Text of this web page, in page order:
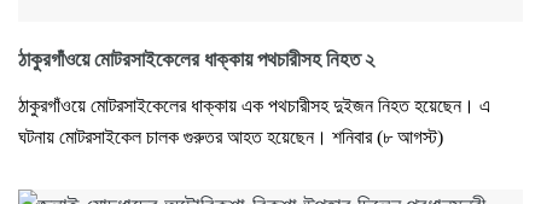
ঠাকুরগাঁওয়ে মোটরসাইকেলের ধাক্কায় পথচারীসহ নিহত ২
ঠাকুরগাঁওয়ে মোটরসাইকেলের ধাক্কায় এক পথচারীসহ দুইজন নিহত হয়েছেন। এ
ঘটনায় মোটরসাইকেল চালক গুরুতর আহত হয়েছেন। শনিবার (৮ আগস্ট)